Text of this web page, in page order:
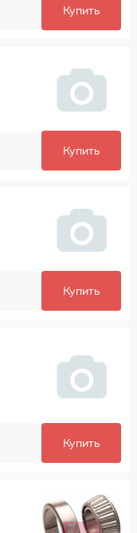
Купить
Купить
Купить
Купить